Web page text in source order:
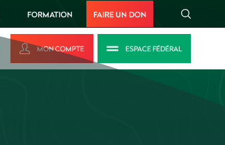
FORMATION FAIRE UN DON
MON COMPTE ESPACE FÉDÉRAL